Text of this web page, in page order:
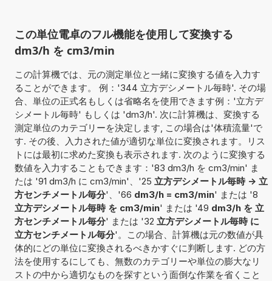
この単位電卓のフル機能を使用して変換する
dm3/h を cm3/min
この計算機では、元の測定単位と一緒に変換する値を入力す
ることができます。 例：'344 立方デシメートル毎時'. その場
合、単位の正式名もしくは省略名を使用できます例：'立方デ
シメートル毎時' もしくは 'dm3/h'. 次に計算機は、変換する
測定単位のカテゴリーを決定します, この場合は'体積流量'で
す. その後、入力された値が適切な単位に変換されます。リス
トには最初に求めた変換も表示されます. 次のように変換する
数値を入力することもできます：'83 dm3/h を cm3/min' ま
たは '91 dm3/h に cm3/min'、'25 立方デシメートル毎時 -> 立
方センチメートル毎分'、'66 dm3/h = cm3/min' または '8
立方デシメートル毎時 を cm3/min' または '49 dm3/h を 立
方センチメートル毎分' または '32 立方デシメートル毎時 に
立方センチメートル毎分'。この場合、計算機は元の数値が具
体的にどの単位に変換されるべきかすぐに判断します. どの方
法を使用するにしても、無数のカテゴリーや単位の膨大なリ
ストの中から適切なものを探すという面倒な作業を省くこと